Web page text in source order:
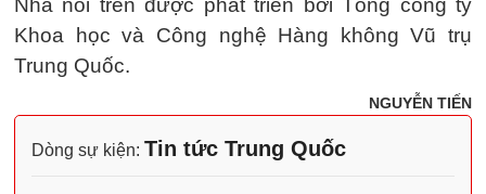
Nha nói trên được phát triển bởi Tổng công ty
Khoa học và Công nghệ Hàng không Vũ trụ
Trung Quốc.
NGUYỄN TIẾN
Dòng sự kiện: Tin tức Trung Quốc